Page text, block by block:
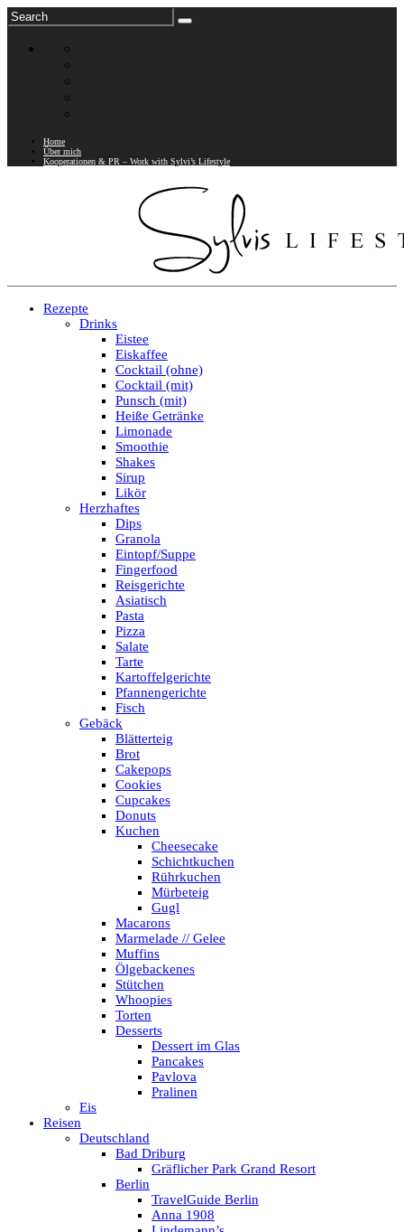
Home
Über mich
Kooperationen & PR – Work with Sylvi’s Lifestyle
Rezepte
Drinks
Eistee
Eiskaffee
Cocktail (ohne)
Cocktail (mit)
Punsch (mit)
Heiße Getränke
Limonade
Smoothie
Shakes
Sirup
Likör
Herzhaftes
Dips
Granola
Eintopf/Suppe
Fingerfood
Reisgerichte
Asiatisch
Pasta
Pizza
Salate
Tarte
Kartoffelgerichte
Pfannengerichte
Fisch
Gebäck
Blätterteig
Brot
Cakepops
Cookies
Cupcakes
Donuts
Kuchen
Cheesecake
Schichtkuchen
Rührkuchen
Mürbeteig
Gugl
Macarons
Marmelade // Gelee
Muffins
Ölgebackenes
Stütchen
Whoopies
Torten
Desserts
Dessert im Glas
Pancakes
Pavlova
Pralinen
Eis
Reisen
Deutschland
Bad Driburg
Gräflicher Park Grand Resort
Berlin
TravelGuide Berlin
Anna 1908